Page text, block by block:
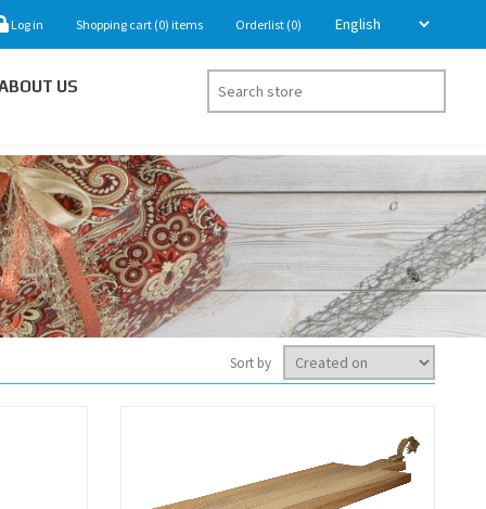
Log in Shopping cart (0) items Orderlist (0)
US
Sort by